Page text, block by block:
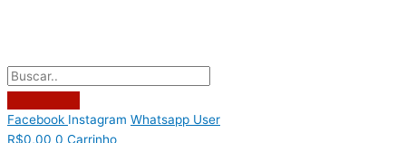
Facebook Instagram Whatsapp User
R$0,00 0 Carrinho